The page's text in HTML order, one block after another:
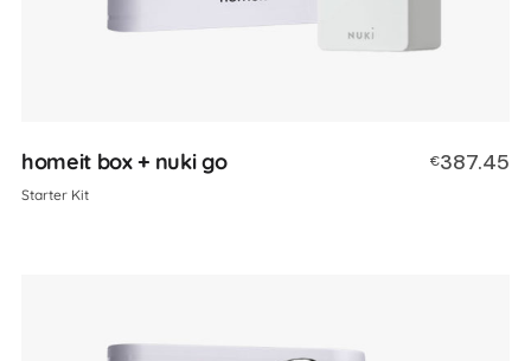
homeit box + nuki go €387.45
Starter Kit